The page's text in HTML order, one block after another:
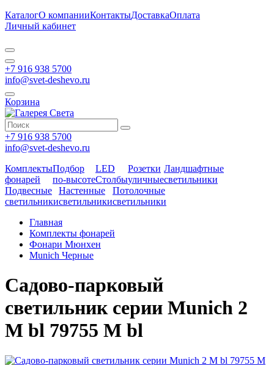
КаталогО компанииКонтактыДоставкаОплата
Личный кабинет
+7 916 938 5700
info@svet-deshevo.ru
Корзина
+7 916 938 5700
info@svet-deshevo.ru
Комплекты
фонарей
Подбор
по-высоте
LED
Столбы
Розетки
уличные
Ландшафтные
светильники
Подвесные
светильники
Настенные
светильники
Потолочные
светильники
Главная
Комплекты фонарей
Фонари Мюнхен
Munich Черные
Садово-парковый
светильник серии Munich 2
M bl 79755 M bl